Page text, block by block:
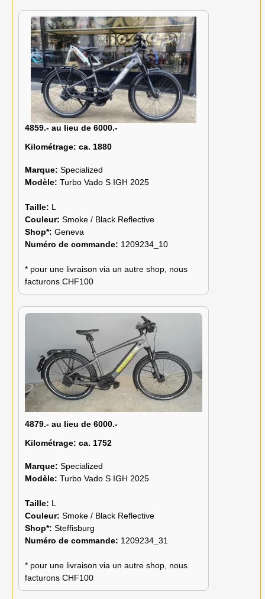
4859.- au lieu de 6000.-
Kilométrage: ca. 1880
Marque: Specialized
Modèle: Turbo Vado S IGH 2025
Taille: L
Couleur: Smoke / Black Reflective
Shop*: Geneva
Numéro de commande: 1209234_10
* pour une livraison via un autre shop, nous
facturons CHF100
4879.- au lieu de 6000.-
Kilométrage: ca. 1752
Marque: Specialized
Modèle: Turbo Vado S IGH 2025
Taille: L
Couleur: Smoke / Black Reflective
Shop*: Steffisburg
Numéro de commande: 1209234_31
* pour une livraison via un autre shop, nous
facturons CHF100